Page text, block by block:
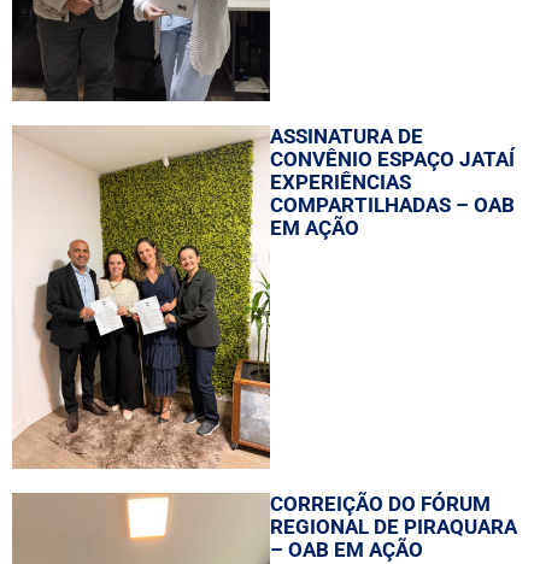
ASSINATURA DE
CONVÊNIO ESPAÇO JATAÍ
EXPERIÊNCIAS
COMPARTILHADAS – OAB
EM AÇÃO
CORREIÇÃO DO FÓRUM
REGIONAL DE PIRAQUARA
– OAB EM AÇÃO